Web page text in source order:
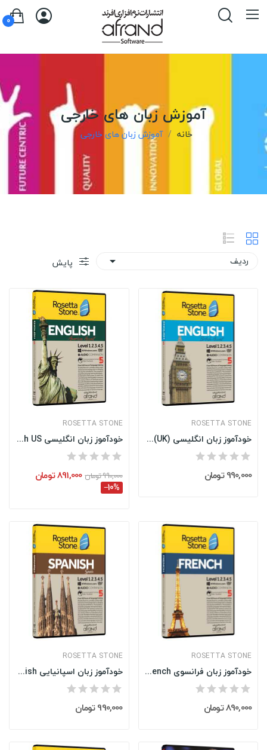
0
آموزش زبان های خارجی
خانه آموزش زبان های خارجی
ردیف 
ROSETTA STONE
خودآموز زبان انگلیسی Rosetta Stone English (UK)...
990,000 تومان
ROSETTA STONE
خودآموز زبان انگلیسی Rosetta Stone English US...
990,000 تومان 891,000 تومان
‎−10%
ROSETTA STONE
خودآموز زبان فرانسوی Rosetta Stone French نسخه...
890,000 تومان
ROSETTA STONE
خودآموز زبان اسپانیایی Rosetta Stone Spanish...
990,000 تومان